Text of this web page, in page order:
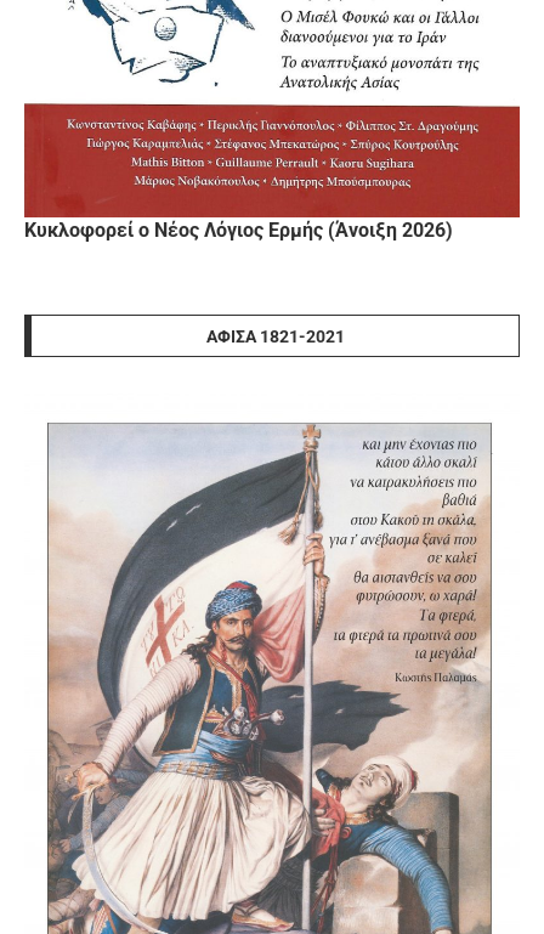
Κυκλοφορεί ο Νέος Λόγιος Ερμής (Άνοιξη 2026)
ΑΦΊΣΑ 1821-2021